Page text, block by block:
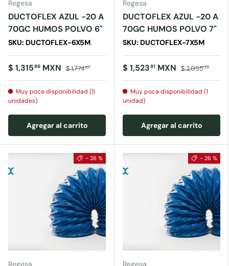
Regesa
DUCTOFLEX AZUL -20 A
70GC HUMOS POLVO 6"
SKU: DUCTOFLEX-6X5M
$ 1,31586 MXN $ 1,77482
Muy poca disponibilidad (5
unidades)
Agregar al carrito
Regesa
DUCTOFLEX AZUL -20 A
70GC HUMOS POLVO 7"
SKU: DUCTOFLEX-7X5M
$ 1,52381 MXN $ 2,05529
Muy poca disponibilidad (1
unidad)
Agregar al carrito
- 26 %
Regesa
- 26 %
Regesa